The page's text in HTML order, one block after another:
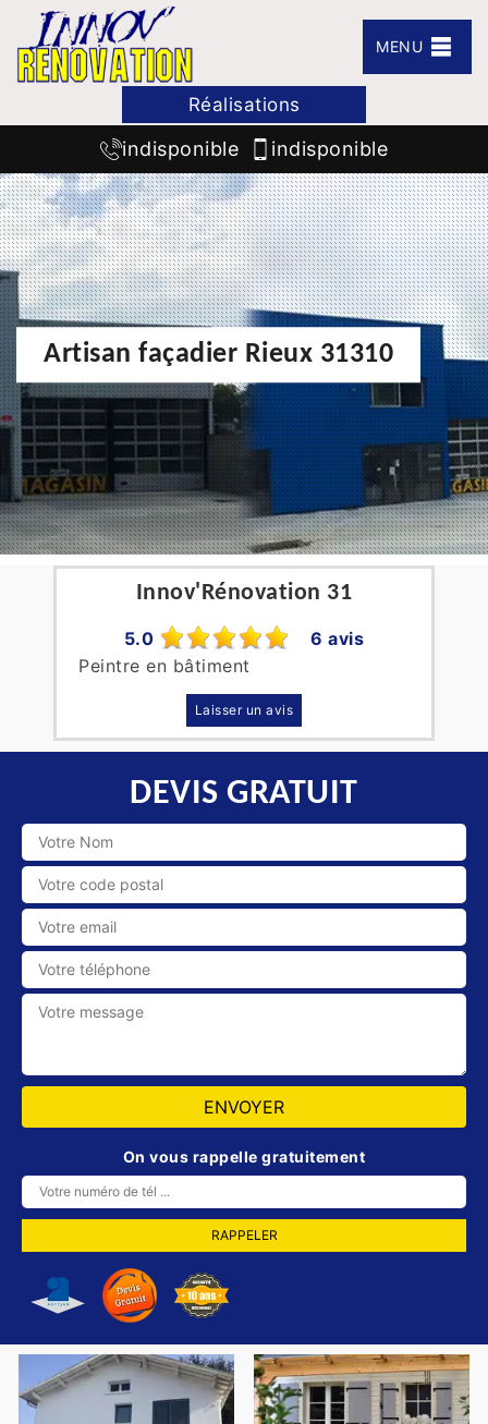
MENU
Réalisations
indisponible indisponible
Artisan façadier Rieux 31310
Innov'Rénovation 31
5.0
6 avis
Peintre en bâtiment
Laisser un avis
DEVIS GRATUIT
On vous rappelle gratuitement